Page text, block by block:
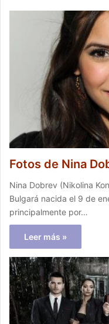
Fotos de Nina
Nina Dobrev (Nikolina
Bulgará nacida el 9 de
principalmente por…
Leer más »